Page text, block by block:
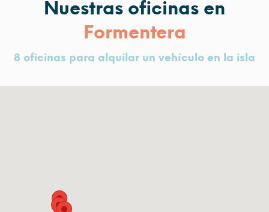
Nuestras oficinas en
Formentera
8 oficinas para alquilar un vehículo en la isla